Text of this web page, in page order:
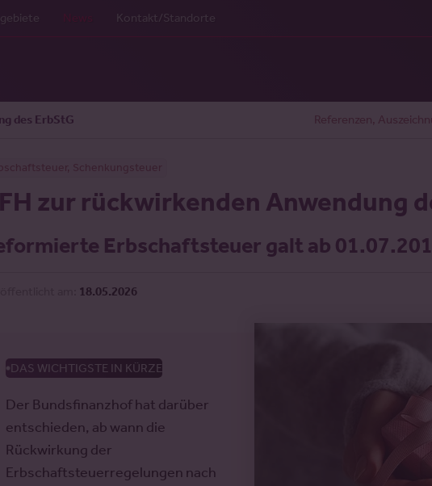
News Kontakt/Standorte
des ErbStG Referenzen,
zur rückwirkenden Anwendung
Erbschaftsteuer galt ab
18.05.2026
DAS WICHTIGSTE IN KÜRZE
Der Bundsfinanzhof hat darüber
entschieden, ab wann die
Rückwirkung der
Erbschaftsteuerregelungen nach